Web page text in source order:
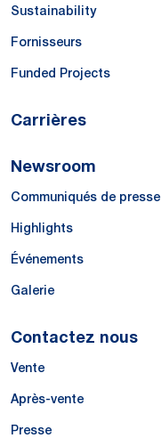
Sustainability
Fornisseurs
Funded Projects
Carrières
Newsroom
Communiqués de presse
Highlights
Événements
Galerie
Contactez nous
Vente
Après-vente
Presse